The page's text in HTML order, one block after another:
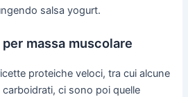
salsa yogurt.
massa muscolare
proteiche veloci, tra cui alcune
ci sono poi quelle